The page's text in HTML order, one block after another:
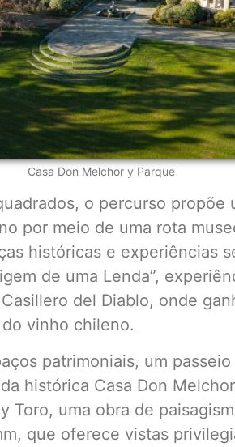
Casa Don Melchor y Parque
o percurso propõe
por meio de uma rota
históricas e experiências
de uma Lenda”,
del Diablo, onde
vinho chileno.
patrimoniais, um
histórica Casa Don
Toro, uma obra de
que oferece vistas